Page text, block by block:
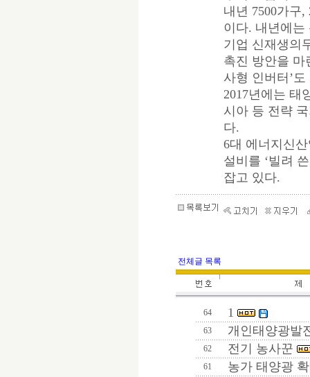
내년 7500가구
이다. 내년에는
기업 신재생의
촉진 방안을 마
사형 인버터’
2017년에는 태
시아 등 전략
다.
6대 에너지신
설비를 ‘빌려
잡고 있다.
전체글 목록
64 1
63 개인태양광발
62 전기 농사꾼
61 농가 태양광